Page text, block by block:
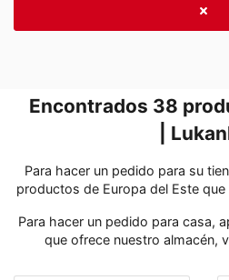
Encontrados 38
|
Para hacer un pedido para su
productos de Europa del Este
Para hacer un pedido para casa,
que ofrece nuestro almacén,